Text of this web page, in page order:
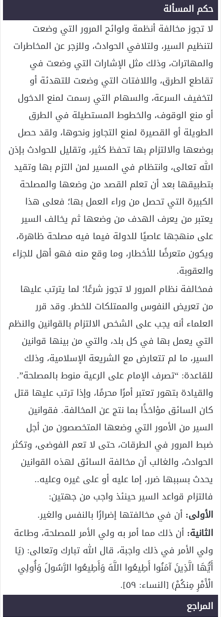
حكم المسألة
لا تجوز مخالفة أنظمة ولوائح المرور التي وضعت
لتنظيم السير، ولتلافي الحوادث، وللزجر عن المخاطرات
والمهاترات، وذلك مثل الإشارات التي وضعت في
تقاطع الطرق، واللافتات التي وضعت للتهدئة أو
لتخفيف السرعة، والسهام التي رسمت لمنع الدخول
أو منع الوقوف، والخطوط المستطيلة في الطرق
الطويلة أو القصيرة لمنع التجاوز ونحوها، ولقد حصل
بوضعها والالتزام بها تحفظ كثير، وتقليل للحوادث بإذن
الله تعالى، وانتظام في المسير لمن التزم بها وتقيد
بتطبيقها بعد أن تعلم القصد من وضعها والمصلحة
الكبيرة التي تحصل من وراء العمل بها؛ فعلى هذا
يعتبر من يعرف الهدف من وضعها ثم يخالف السير
على منهجها عاصيًا للدولة فيما فيه مصلحة ظاهرة،
ويكون متعرضًا للأخطار، وما وقع منه فهو أهل للجزاء
والعقوبة.
فمخالفة نظام المرور لا تجوز شرعًا؛ لما يترتب عليها
من تعريض النفوس والممتلكات للخطر. وقد قرر
العلماء أنه يجب على الشخص الالتزام بالقوانين والنظم
التي يعمل بها في كل بلد، والتي من بينها قوانين
السير، ما لم تتعارض مع الشريعة الإسلامية، وذلك
للقاعدة: “تصرف الإمام على الرعية منوط بالمصلحة”.
والقيادة بتهور تعتبر أمرًا محرمًا، وإذا ترتب عليها قتل
كان السائق مؤاخذًا بما نتج عن المخالفة. فقوانين
السير من الأمور التي وضعها المتخصصون من أجل
ضبط المرور في الطرقات، حتى لا تعم الفوضى، وتكثر
الحوادث، والغالب أن مخالفة السائق لهذه القوانين
يحدث بسببها ضرر، إما عليه أو على غيره وعليه..
فالتزام قواعد السير حينئذ واجب من جهتين:
الأولى: أن في مخالفتها إضرارًا بالنفس والغير.
الثانية: أن ذلك مما أمر به ولي الأمر للمصلحة، وطاعة
ولي الأمر في ذلك واجبة، قال الله تبارك وتعالى: (يَا
أَيُّهَا الَّذِينَ آمَنُوا أَطِيعُوا اللَّهَ وَأَطِيعُوا الرَّسُولَ وَأُولِي
الْأَمْرِ مِنكُمْ) [النساء: ٥٩].
المراجع